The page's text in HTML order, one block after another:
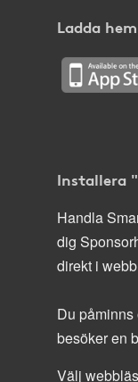
Ladda
Installera
Handla
dig
direkt i
Du
besöker en
Välj